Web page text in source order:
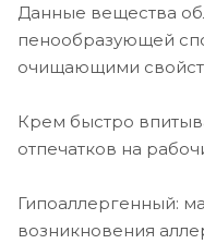
Данные вещества
пенообразующей
очищающими
Крем быстро
отпечатков на
Гипоаллергенный:
возникновения